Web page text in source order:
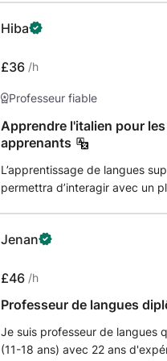
face à face et en ligne. Mon
d'apprentissage. Je fournis
Hiba
£36 /h
Professeur fiable
Apprendre l'italien pour
apprenants
L’apprentissage de langues
permettra d’interagir avec un
d’importantes opportunités de
résultats scolaires ne sont que
compétences linguistiques. Pour un étudiant universitaire, je surveillerais
ses cours actuels, concevrais
compétences et me
Jenan
£46 /h
Professeur de langues
Je suis professeur de langues
(11-18 ans) avec 22 ans